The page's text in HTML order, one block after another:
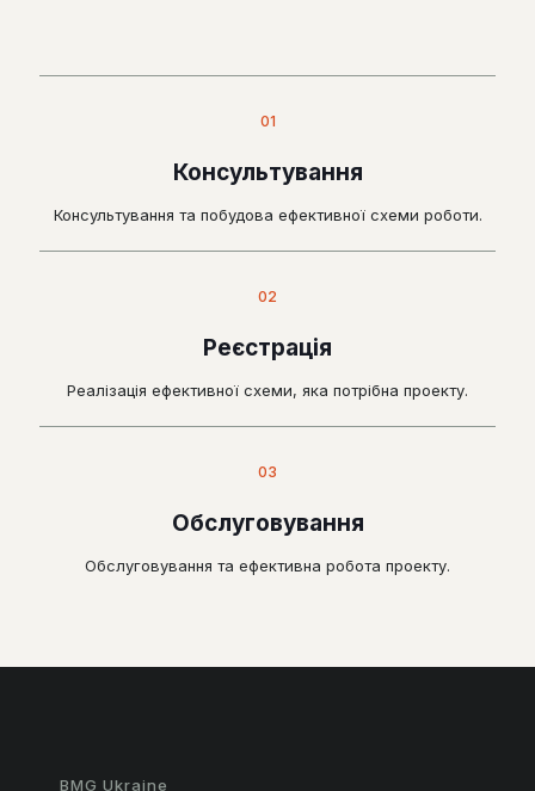
01
Консультування
Консультування та побудова ефективної схеми роботи.
02
Реєстрація
Реалізація ефективної схеми, яка потрібна проекту.
03
Обслуговування
Обслуговування та ефективна робота проекту.
BMG Ukraine